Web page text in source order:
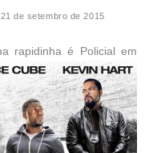
21 de setembro de 2015
rapidinha é Policial em